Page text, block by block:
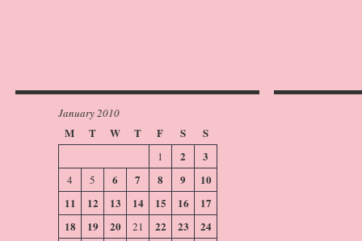
January 2010
M T W T F S S
1 2 3
4 5 6 7 8 9
10
11
12 13 14 15 16
17
18
19 20 21 22 23
24